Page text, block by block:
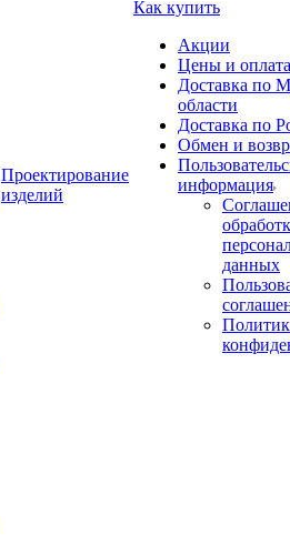
Проектирование
изделий
Как купить
Акции
Цены и оплата
Доставка по
области
Доставка по
Обмен и
информация
данных